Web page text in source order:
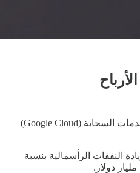
السبب الرئيسي كان نمو قطاع خدمات السحابة (Google Cloud)
النفقات الرأسمالية بنسبة